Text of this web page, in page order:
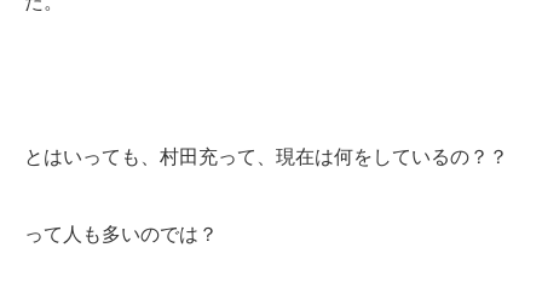
とはいっても、村田充って、現在は何をしているの？？
って人も多いのでは？